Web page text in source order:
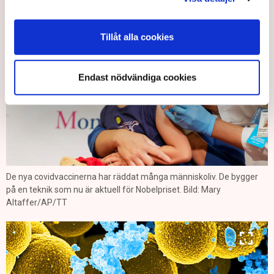
Tillåt alla cookies
Endast nödvändiga cookies
De nya covidvaccinerna har räddat många människoliv. De bygger
på en teknik som nu är aktuell för Nobelpriset. Bild: Mary
Altaffer/AP/TT